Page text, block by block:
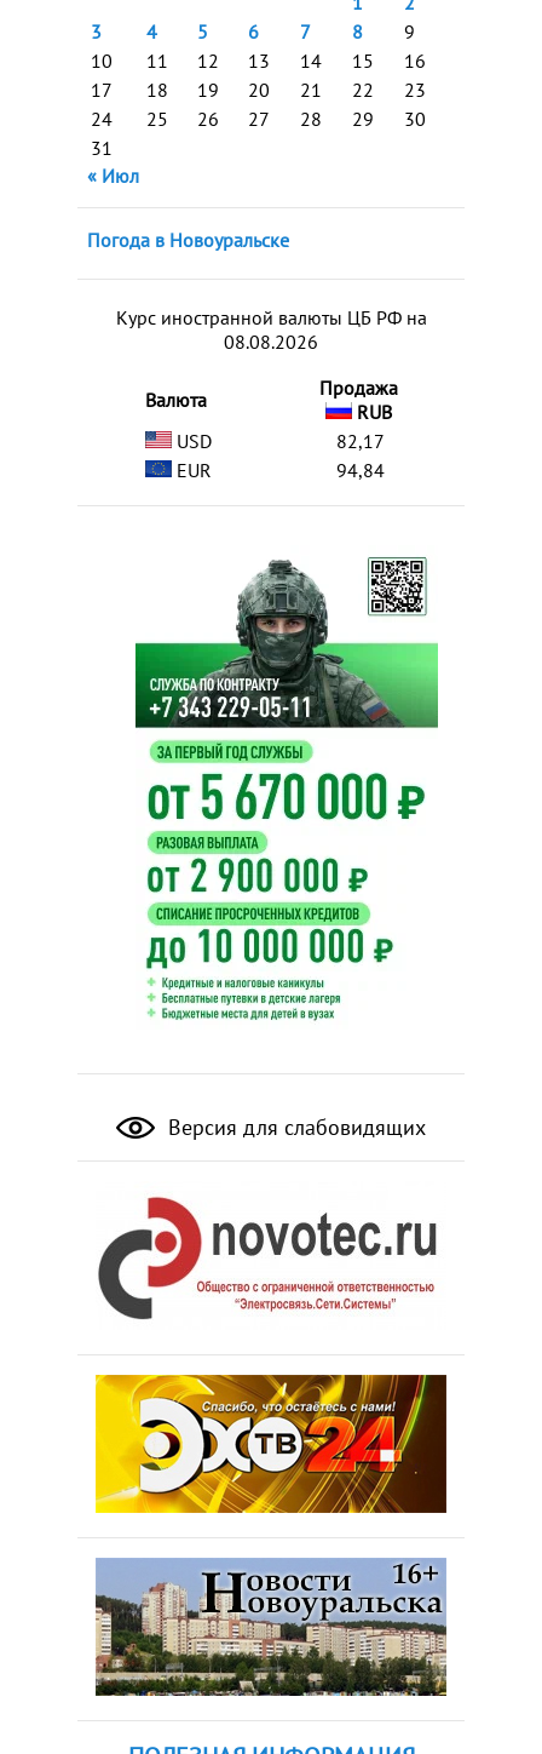
3
4 5 6 7 8
9
10
11 12 13 14 15
16
17
18 19 20 21 22
23
24
25 26 27 28 29
30
31
« Июл
Погода в Новоуральске
Курс иностранной валюты ЦБ РФ на
08.08.2026
Валюта
Продажа
RUB
USD
82,17
EUR
94,84
Версия для слабовидящих